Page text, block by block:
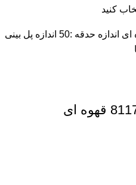
کنید
نوع : زنانه جنس : فلزی رنگ : قهوه ای اندازه حدقه :50 اندازه پل بینی